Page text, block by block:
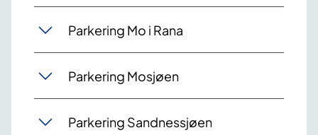
Parkering Mo i Rana
Parkering Mosjøen
Parkering Sandnessjøen